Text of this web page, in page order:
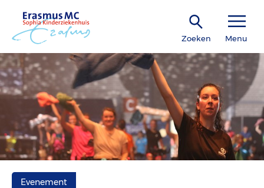
Zoeken Menu
Evenement